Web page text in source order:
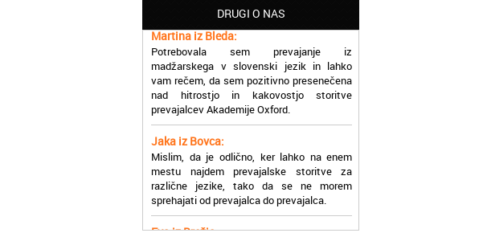
DRUGI O NAS
Martina iz Bleda:
Potrebovala sem prevajanje iz
madžarskega v slovenski jezik in lahko
vam rečem, da sem pozitivno presenečena
nad hitrostjo in kakovostjo storitve
prevajalcev Akademije Oxford.
Jaka iz Bovca:
Mislim, da je odlično, ker lahko na enem
mestu najdem prevajalske storitve za
različne jezike, tako da se ne morem
sprehajati od prevajalca do prevajalca.
Eva iz Brežic:
Nujno sem potrebovala prevod v francoski